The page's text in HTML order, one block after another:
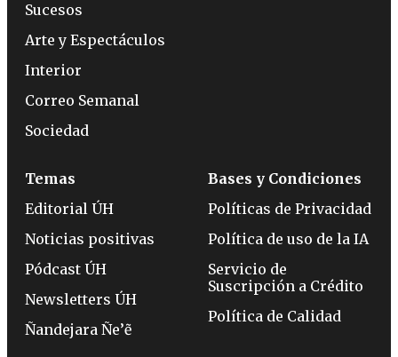
Sucesos
Arte y Espectáculos
Interior
Correo Semanal
Sociedad
Temas
Editorial ÚH
Noticias positivas
Pódcast ÚH
Newsletters ÚH
Ñandejara Ñe’ẽ
Bases y Condiciones
Políticas de Privacidad
Política de uso de la IA
Servicio de
Suscripción a Crédito
Política de Calidad